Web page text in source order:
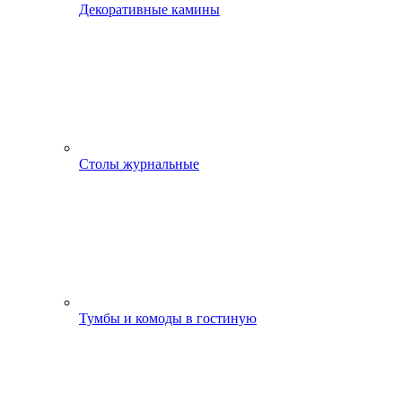
Декоративные камины
Столы журнальные
Тумбы и комоды в гостиную